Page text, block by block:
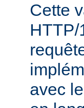
Cette
avec